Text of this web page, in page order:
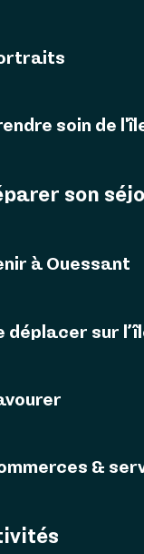
soin de
son
à Ouessant
déplacer sur
&
Fermé